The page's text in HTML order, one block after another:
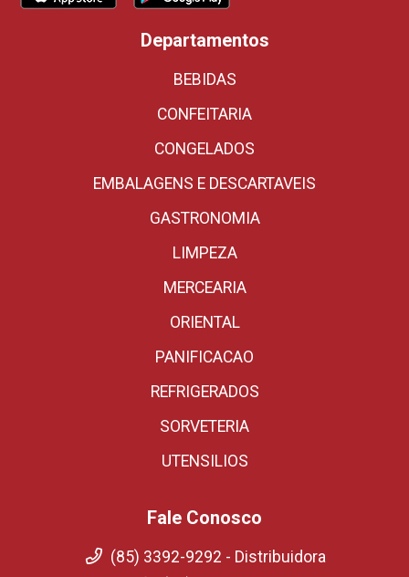
Departamentos
BEBIDAS
CONFEITARIA
CONGELADOS
EMBALAGENS E DESCARTAVEIS
GASTRONOMIA
LIMPEZA
MERCEARIA
ORIENTAL
PANIFICACAO
REFRIGERADOS
SORVETERIA
UTENSILIOS
Fale Conosco
(85) 3392-9292 - Distribuidora